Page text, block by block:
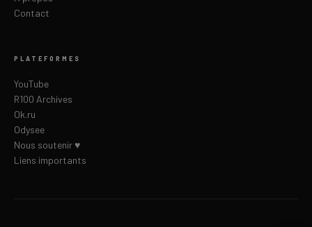
Contact
PLATEFORMES
YouTube
R100 Archives
Ok.ru
Odysee
Nous soutenir ♥
Liens importants